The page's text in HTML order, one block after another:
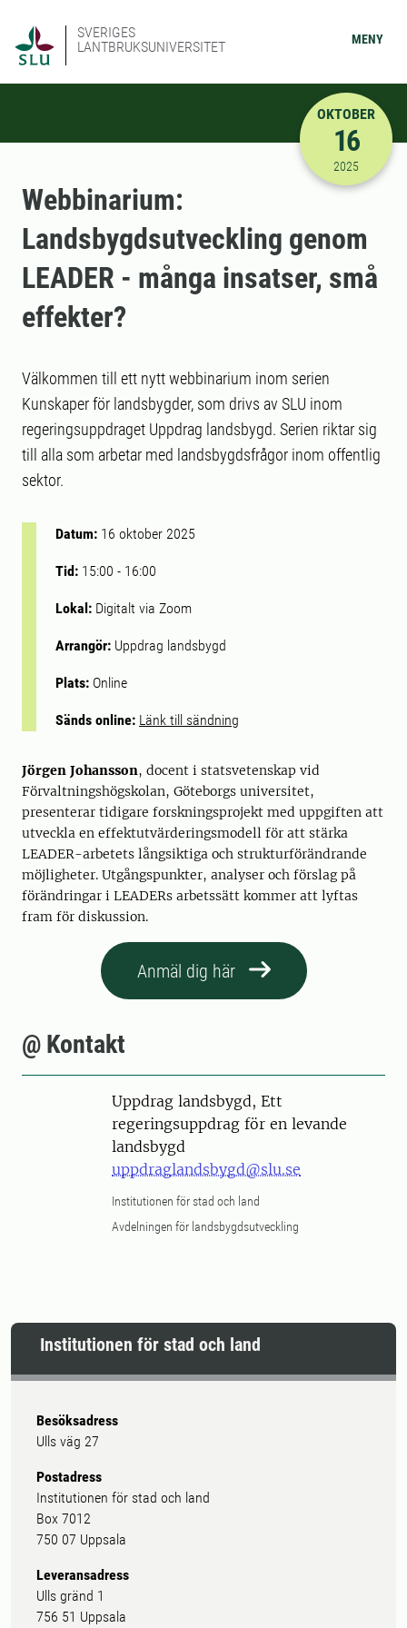
SVERIGES
LANTBRUKSUNIVERSITET
MENY
2025-10-
OKTOBER
16
2025
Webbinarium:
Landsbygdsutveckling genom
LEADER - många insatser, små
effekter?
Välkommen till ett nytt webbinarium inom serien
Kunskaper för landsbygder, som drivs av SLU inom
regeringsuppdraget Uppdrag landsbygd. Serien riktar sig
till alla som arbetar med landsbygdsfrågor inom offentlig
sektor.
Datum: 16 oktober 2025
Tid: 15:00 - 16:00
Lokal: Digitalt via Zoom
Arrangör: Uppdrag landsbygd
Plats: Online
Sänds online: Länk till sändning
Jörgen Johansson, docent i statsvetenskap vid
Förvaltningshögskolan, Göteborgs universitet,
presenterar tidigare forskningsprojekt med uppgiften att
utveckla en effektutvärderingsmodell för att stärka
LEADER-arbetets långsiktiga och strukturförändrande
möjligheter. Utgångspunkter, analyser och förslag på
förändringar i LEADERs arbetssätt kommer att lyftas
fram för diskussion.
Anmäl dig här
@ Kontakt
Uppdrag landsbygd, Ett
regeringsuppdrag för en levande
landsbygd
uppdraglandsbygd@slu.se
Institutionen för stad och land
Avdelningen för landsbygdsutveckling
Institutionen för stad och land
Besöksadress
Ulls väg 27
Postadress
Institutionen för stad och land
Box 7012
750 07 Uppsala
Leveransadress
Ulls gränd 1
756 51 Uppsala